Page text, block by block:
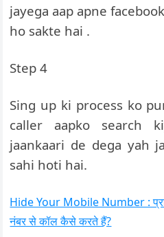
jayega aap apne
ho sakte hai .
Step 4
Sing up ki process ko
caller aapko search
jaankaari de dega yah
sahi hoti hai.
Hide Your Mobile Number :
नंबर से कॉल कैसे करते हैं?